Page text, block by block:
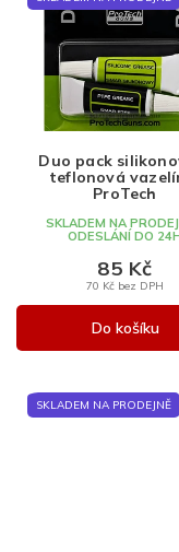
Duo pack
teflonová
ProTech
SKLADEM NA
ODESLÁNÍ DO
70 Kč bez DPH
85 Kč
Do košíku
SKLADEM NA PRODEJNĚ